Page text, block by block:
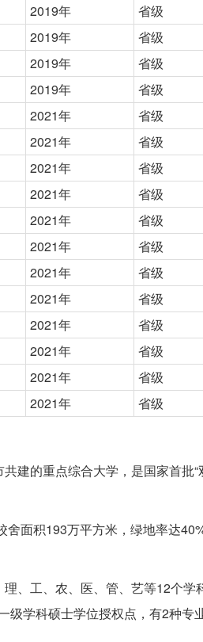
2019年
省级
2019年
省级
2019年
省级
2019年
省级
2021年
省级
2021年
省级
2021年
省级
2021年
省级
2021年
省级
2021年
省级
2021年
省级
2021年
省级
2021年
省级
2021年
省级
2021年
省级
2021年
省级
建的重点综合大学，是国家首批“
面积193万平方米，绿地率达
、工、农、医、管、艺等12个学
级学科硕士学位授权点，有2种专